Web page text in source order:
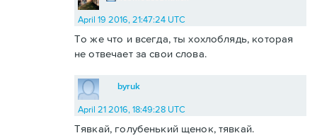
April 19 2016, 21:47:24 UTC
То же что и всегда, ты хохлоблядь, которая
не отвечает за свои слова.
byruk
April 21 2016, 18:49:28 UTC
Тявкай, голубенький щенок, тявкай.